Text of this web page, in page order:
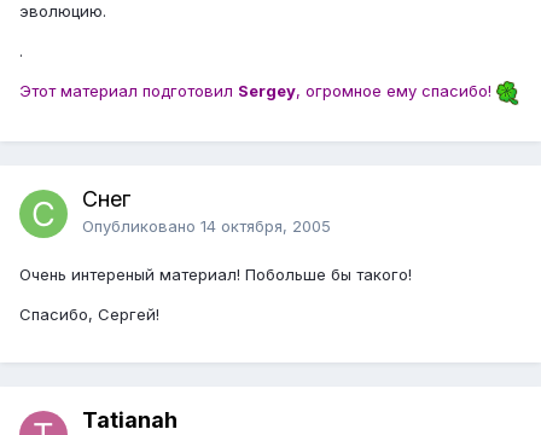
эволюцию.
.
Этот материал подготовил Sergey, огромное ему спасибо!
Снег
Опубликовано 14 октября, 2005
Очень интереный материал! Побольше бы такого!
Спасибо, Сергей!
Tatianah